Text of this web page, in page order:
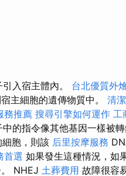
入宿主體內。 台北優質外
主細胞的遺傳物質中。 清
務推薦 搜尋引擎如何運作 工
的指令像其他基因一樣被
胞，則該 后里按摩服務
首選 如果發生這種情況，如
NHEJ 土葬費用 故障很容